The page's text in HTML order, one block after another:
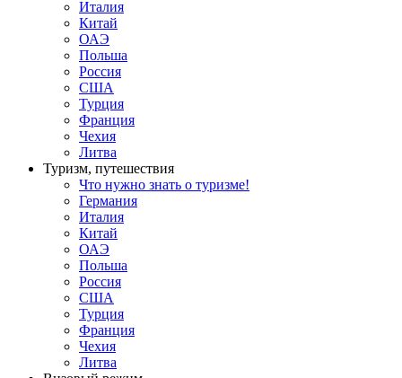
Италия
Китай
ОАЭ
Польша
Россия
США
Турция
Франция
Чехия
Литва
Туризм, путешествия
Что нужно знать о туризме!
Германия
Италия
Китай
ОАЭ
Польша
Россия
США
Турция
Франция
Чехия
Литва